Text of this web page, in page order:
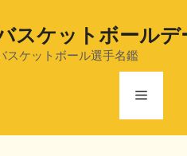
スケットボールデ
スケットボール選手名鑑
メ